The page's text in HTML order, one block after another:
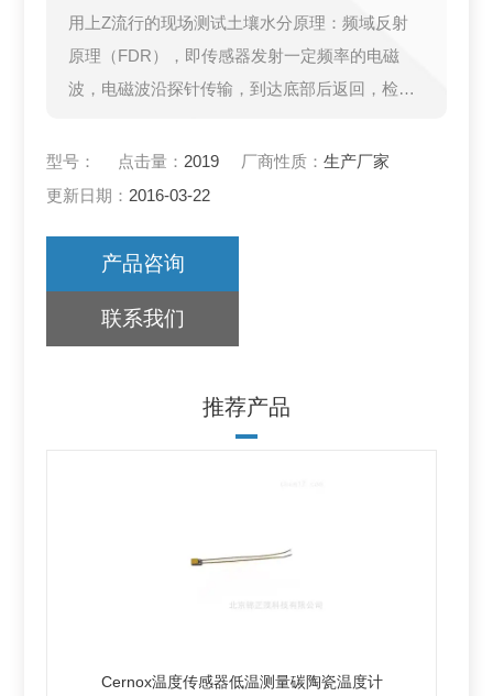
用上Z流行的现场测试土壤水分原理：频域反射
原理（FDR），即传感器发射一定频率的电磁
波，电磁波沿探针传输，到达底部后返回，检测
取决于土壤的含水量，由输出电压和水分的关系
则可计算出土壤的含水量。
型号： 点击量： 2019 厂商性质：生产厂家
更新日期： 2016-03-22
产品咨询
联系我们
推荐产品
Cernox温度传感器低温测量碳陶瓷温度计